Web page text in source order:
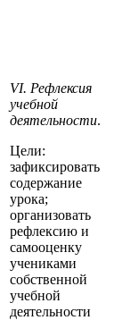
VI. Рефлексия
учебной
деятельности.
Цели:
зафиксировать
содержание
урока;
организовать
рефлексию и
самооценку
учениками
собственной
учебной
деятельности